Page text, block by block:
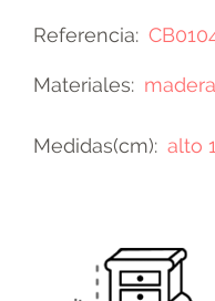
Referencia
Materiales
Medidas(cm) alto